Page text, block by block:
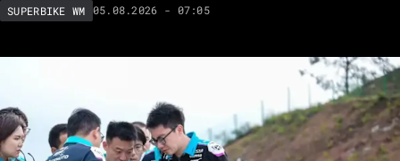
SUPERBIKE WM 05.08.2026 - 07:05